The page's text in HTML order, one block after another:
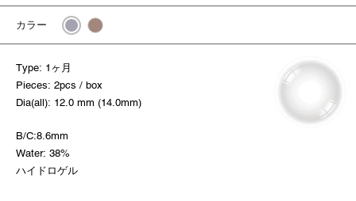
カラー
Type: 1ヶ月
Pieces: 2pcs / box
Dia(all): 12.0 mm (14.0mm)
B/C:8.6mm
Water: 38%
ハイドロゲル